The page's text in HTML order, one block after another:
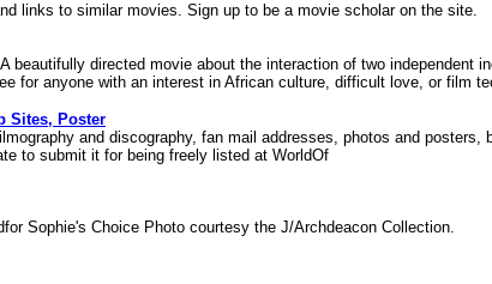
links to similar movies. Sign up to be a movie scholar on the site.
beautifully directed movie about the interaction of two independent
for anyone with an interest in African culture, difficult love, or film
Sites, Poster
and discography, fan mail addresses, photos and
to submit it for being freely listed at WorldOf
Sophie's Choice Photo courtesy the J/Archdeacon Collection.